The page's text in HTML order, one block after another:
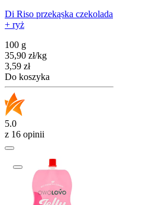
Di Riso przekąska czekolada
+ ryż
100 g
35,90 zł/kg
Cena
3,59 zł
Do koszyka
5.0
z 16 opinii